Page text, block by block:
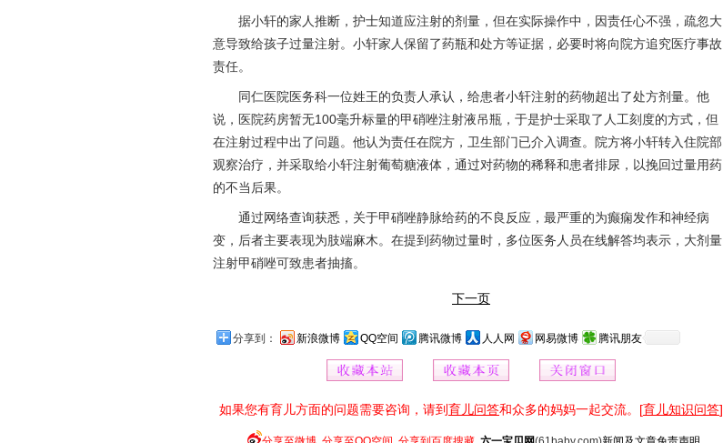
据小轩的家人推断，护士知道应注射的剂量，但在实际操作中，因责任心不强，疏忽大
意导致给孩子过量注射。小轩家人保留了药瓶和处方等证据，必要时将向院方追究医疗事故
责任。
同仁医院医务科一位姓王的负责人承认，给患者小轩注射的药物超出了处方剂量。他
说，医院药房暂无100毫升标量的甲硝唑注射液吊瓶，于是护士采取了人工刻度的方式，但
在注射过程中出了问题。他认为责任在院方，卫生部门已介入调查。院方将小轩转入住院部
观察治疗，并采取给小轩注射葡萄糖液体，通过对药物的稀释和患者排尿，以挽回过量用药
的不当后果。
通过网络查询获悉，关于甲硝唑静脉给药的不良反应，最严重的为癫痫发作和神经病
变，后者主要表现为肢端麻木。在提到药物过量时，多位医务人员在线解答均表示，大剂量
注射甲硝唑可致患者抽搐。
下一页
分享到： 新浪微博 QQ空间 腾讯微博 人人网 网易微博 腾讯朋友
如果您有育儿方面的问题需要咨询，请到育儿问答和众多的妈妈一起交流。[育儿知识问答]